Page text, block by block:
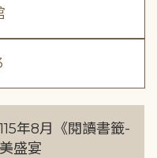
年8月《閱讀書籤-
盛宴